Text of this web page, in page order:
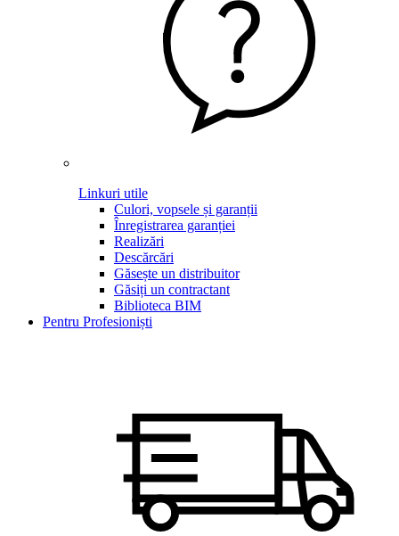
Linkuri utile
Culori, vopsele și garanții
Înregistrarea garanției
Realizări
Descărcări
Găsește un distribuitor
Găsiți un contractant
Biblioteca BIM
Pentru Profesioniști